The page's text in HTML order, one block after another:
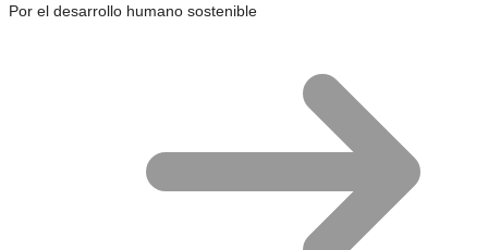
Por el desarrollo humano sostenible